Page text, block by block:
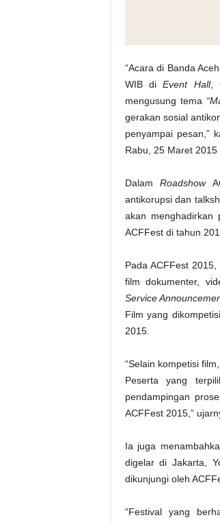
“Acara di Banda
WIB diEvent Hall,
mengusung tema
gerakan sosial
penyampai pesan,”
Rabu, 25 Maret 2015
Dalam Roadshow
antikorupsi dan
akan menghadirkan
ACFFest di tahun
Pada ACFFest
film dokumenter,
ServiceA
Film yang
2015.
“Selain kompetisi
Peserta yang
pendampingan
ACFFest 2015,”
Ia juga
digelar di Jakarta,
dikunjungi oleh
“Festival yang